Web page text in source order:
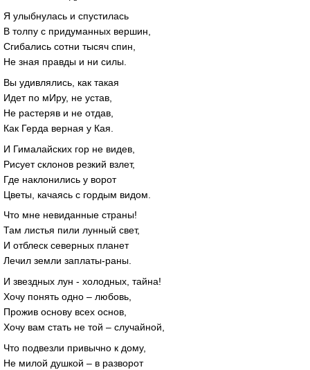
Я улыбнулась и спустилась
В толпу с придуманных вершин,
Сгибались сотни тысяч спин,
Не зная правды и ни силы.
Вы удивлялись, как такая
Идет по мИру, не устав,
Не растеряв и не отдав,
Как Герда верная у Кая.
И Гималайских гор не видев,
Рисует склонов резкий взлет,
Где наклонились у ворот
Цветы, качаясь с гордым видом.
Что мне невиданные страны!
Там листья пили лунный свет,
И отблеск северных планет
Лечил земли заплаты-раны.
И звездных лун - холодных, тайна!
Хочу понять одно – любовь,
Прожив основу всех основ,
Хочу вам стать не той – случайной,
Что подвезли привычно к дому,
Не милой душкой – в разворот